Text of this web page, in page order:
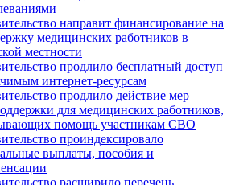
направит финансирование на
медицинских работников в
местности
продлило бесплатный доступ
интернет-ресурсам
продлило действие мер
для медицинских работников,
помощь участникам СВО
проиндексировало
выплаты, пособия и
расширило перечень